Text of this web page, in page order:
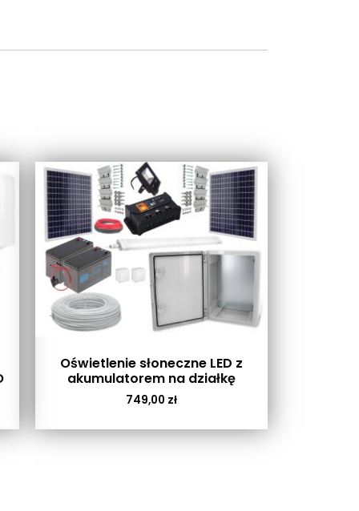
Oświetlenie słoneczne LED z
akumulatorem na działkę
749,00 zł